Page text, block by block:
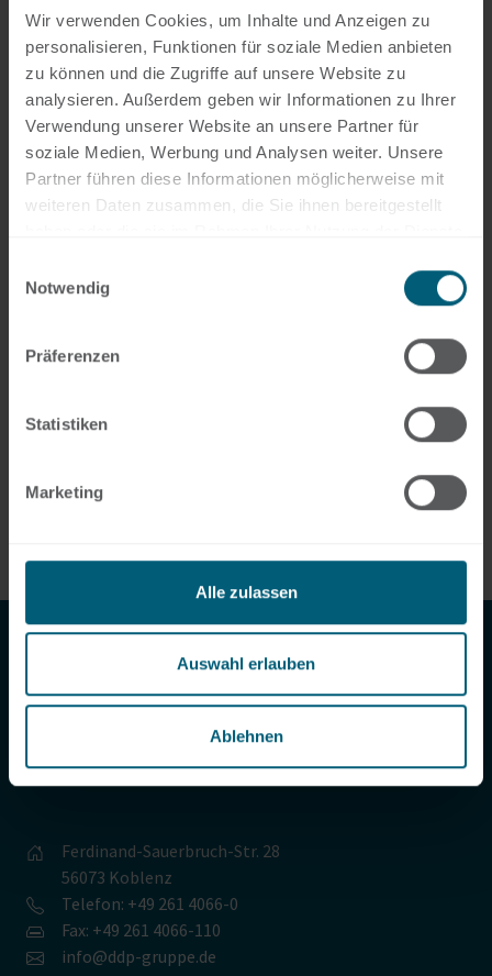
Wir verwenden Cookies, um Inhalte und Anzeigen zu
personalisieren, Funktionen für soziale Medien anbieten
zu können und die Zugriffe auf unsere Website zu
analysieren. Außerdem geben wir Informationen zu Ihrer
Verwendung unserer Website an unsere Partner für
soziale Medien, Werbung und Analysen weiter. Unsere
Partner führen diese Informationen möglicherweise mit
weiteren Daten zusammen, die Sie ihnen bereitgestellt
Notwendig
Präferenzen
Statistiken
Marketing
Alle zulassen
Auswahl erlauben
Ablehnen
unseremUnternehmensprofilbei kununu
erstellt wurde, sind wir besonders stolz und
freuen uns sehr über diese Auszeichnung.
Denn durch die datenbasierte und
unabhängige Vergabe des Siegels ist eine
authentische Bewertung gewährleistet.
Mitarbeitern. Diese haben uns damit gezeigt,
Top Arbeitgeber zu etablieren.
Zurück zur NEWS-Übersicht.
Dr. Dienst & Partner GmbH & Co. KG
Wirtschaftsprüfungsgesellschaft
Steuerberatungsgesellschaft
Ferdinand-Sauerbruch-Str. 28
56073 Koblenz
Telefon: +49 261 4066-0
Fax: +49 261 4066-110
info@ddp-gruppe.de